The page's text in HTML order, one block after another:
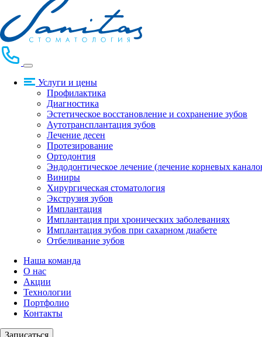
Услуги и цены
Профилактика
Диагностика
Эстетическое восстановление и сохранение зубов
Аутотрансплантация зубов
Лечение десен
Протезирование
Ортодонтия
Эндодонтическое лечение (лечение корневых
Виниры
Хирургическая стоматология
Экструзия зубов
Имплантация
Имплантация при хронических заболеваниях
Имплантация зубов при сахарном диабете
Отбеливание зубов
Наша команда
О нас
Акции
Технологии
Портфолио
Контакты
Записаться